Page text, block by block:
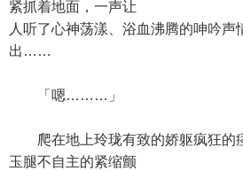
紧抓着地面，一声让
人听了心神荡漾、浴血沸腾的呻吟声
出……
「嗯………」
爬在地上玲珑有致的娇躯疯狂的
玉腿不自主的紧缩颤